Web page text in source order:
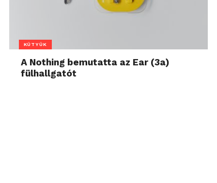
KÜTYÜK
A Nothing bemutatta az Ear (3a)
fülhallgatót